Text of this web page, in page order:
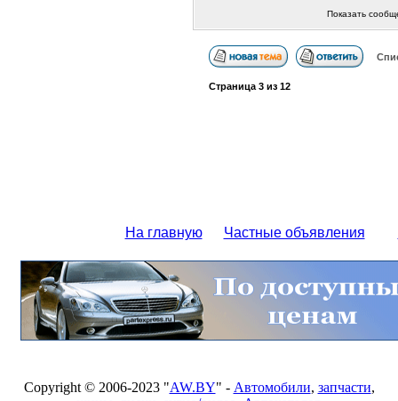
Показать
Страница 3из 12
На главную Частные объявления
Copyright © 2006-2023 "AW.BY" - Автомобили, запчасти,